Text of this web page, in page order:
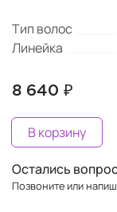
Тип волос
Линейка
8 640 ₽
В корзину
Остались
Позвоните или